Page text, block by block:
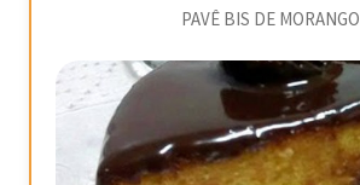
PAVÊ BIS DE MORANGO